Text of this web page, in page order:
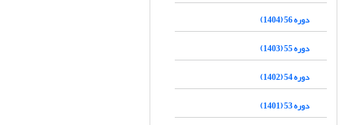
دوره 56 (1404)
دوره 55 (1403)
دوره 54 (1402)
دوره 53 (1401)